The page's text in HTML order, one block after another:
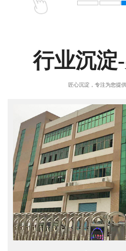
行业沉淀
匠心沉淀，专注为您提